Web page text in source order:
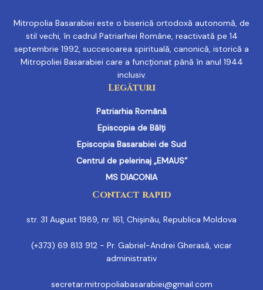
Mitropolia Basarabiei este o biserică ortodoxă autonomă, de
stil vechi, în cadrul Patriarhiei Române, reactivată pe 14
septembrie 1992, succesoarea spirituală, canonică, istorică a
Mitropoliei Basarabiei care a funcționat până în anul 1944
inclusiv.
Legături
Patriarhia Română
Episcopia de Bălți
Episcopia Basarabiei de Sud
Centrul de pelerinaj „EMAUS”
MS DIACONIA
Contact rapid
str. 31 August 1989, nr. 161, Chișinău, Republica Moldova
(+373) 69 813 912 - Pr. Gabriel-Andrei Gherasă, vicar
administrativ
secretar.mitropoliabasarabiei@gmail.com